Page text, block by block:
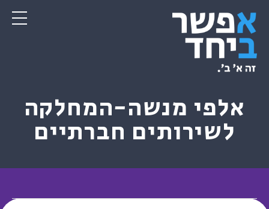
אלפי מנשה-המחלקה
לשירותים חברתיים